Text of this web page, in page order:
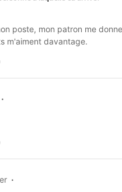
poste, mon patron me
m'aiment davantage.